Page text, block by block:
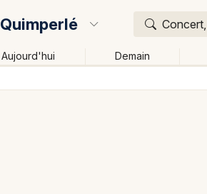
Quimperlé
Aujourd'hui Demain